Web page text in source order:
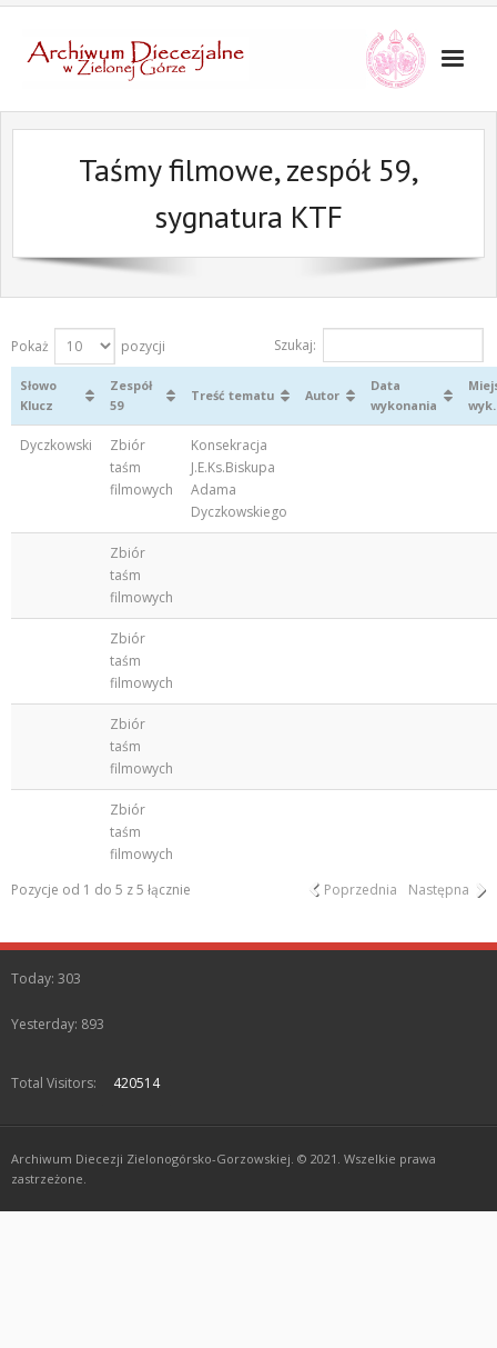
Taśmy filmowe, zespół 59,
sygnatura KTF
Pokaż pozycji Szukaj:
Słowo
Klucz
Zespół
59
Treść tematu Autor
Data
wykonania
wyk.
Dyczkowski
Zbiór
taśm
filmowych
Konsekracja
J.E.Ks.Biskupa
Adama
Dyczkowskiego
Zbiór
taśm
filmowych
Zbiór
taśm
filmowych
Zbiór
taśm
filmowych
Zbiór
taśm
filmowych
Pozycje od 1 do 5 z 5 łącznie
Poprzednia Następna
Today: 303
Yesterday: 893
Total Visitors: 420514
Archiwum Diecezji Zielonogórsko-Gorzowskiej. © 2021. Wszelkie prawa
zastrzeżone.